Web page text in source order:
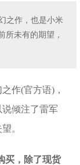
之作，也是小米
所未有的期望，
作(官方语)，
倾注了雷军
。
买，除了现货